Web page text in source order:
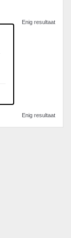
Enig resultaat
Enig resultaat